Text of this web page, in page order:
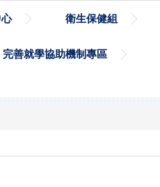
衛生保健組
完善就學協助機制專區